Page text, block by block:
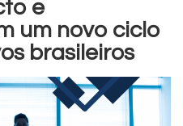
e
um novo ciclo
brasileiros